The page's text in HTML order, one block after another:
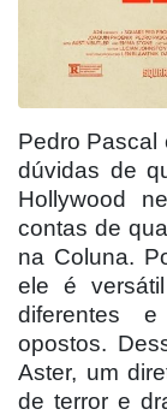
Pedro Pascal
dúvidas de
Hollywood
contas de
na Coluna.
ele é
diferentes
opostos.
Aster, um
de terror e